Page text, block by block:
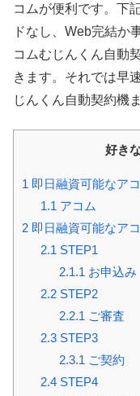
コムが便利です。下
ドなし、Web完結か
コムむじんくん自動
きます。それでは早
じんくん自動契約機
好き
1 即日融資可能なア
1.1 アコム
2 即日融資可能なア
2.1 STEP1
2.1.1 お申込み
2.2STEP2
2.2.1 ご審査
2.3STEP3
2.3.1 ご契約
2.4STEP4